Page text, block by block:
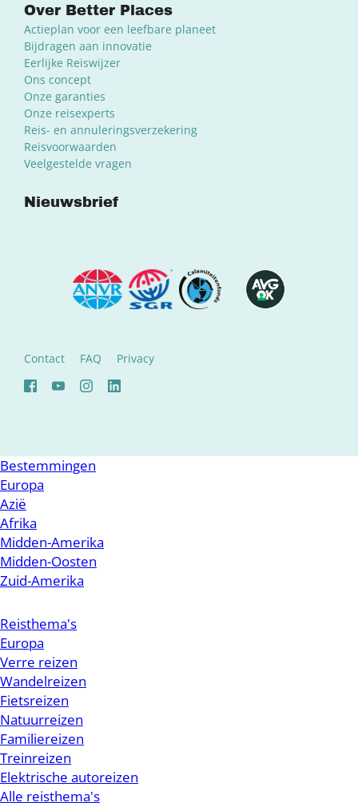
Over Better Places
Actieplan voor een leefbare planeet
Bijdragen aan innovatie
Eerlijke Reiswijzer
Ons concept
Onze garanties
Onze reisexperts
Reis- en annuleringsverzekering
Reisvoorwaarden
Veelgestelde vragen
Nieuwsbrief
Contact FAQ Privacy
Bestemmingen
Europa
Azië
Afrika
Midden-Amerika
Midden-Oosten
Zuid-Amerika
Reisthema's
Europa
Verre reizen
Wandelreizen
Fietsreizen
Natuurreizen
Familiereizen
Treinreizen
Elektrische autoreizen
Alle reisthema's